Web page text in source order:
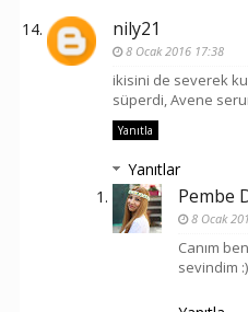
nily21
8 Ocak 2016 17:38
ikisini de severek
süperdi, Avene
Yanıtla
Yanıtlar
Pembe
8 Ocak
Canım
sevindim :)